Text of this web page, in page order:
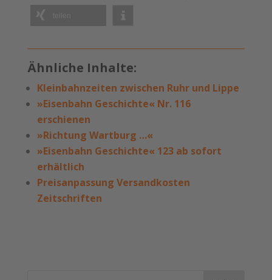
Ähnliche Inhalte:
Kleinbahnzeiten zwischen Ruhr und Lippe
»Eisenbahn Geschichte« Nr. 116
erschienen
»Richtung Wartburg …«
»Eisenbahn Geschichte« 123 ab sofort
erhältlich
Preisanpassung Versandkosten
Zeitschriften